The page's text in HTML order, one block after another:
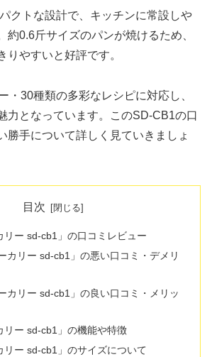
クトな設計で、キッチンに常設しや
約0.6斤サイズのパンが焼けるため、
りやすいと好評です。
・30種類の多彩なレシピに対応し、
力となっています。このSD-CB1の口
勝手について詳しく見ていきましょ
目次
リー sd-cb1」の口コミレビュー
カリー sd-cb1」の悪い口コミ・デメリ
カリー sd-cb1」の良い口コミ・メリッ
リー sd-cb1」の機能や特徴
リー sd-cb1」のサイズについて